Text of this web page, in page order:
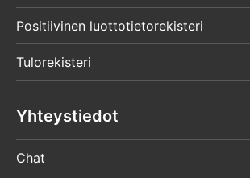
Positiivinen luottotietorekisteri
Tulorekisteri
Yhteystiedot
Chat